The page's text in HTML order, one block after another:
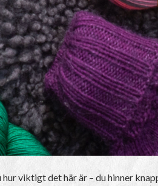
viktigt det här är – du hinner